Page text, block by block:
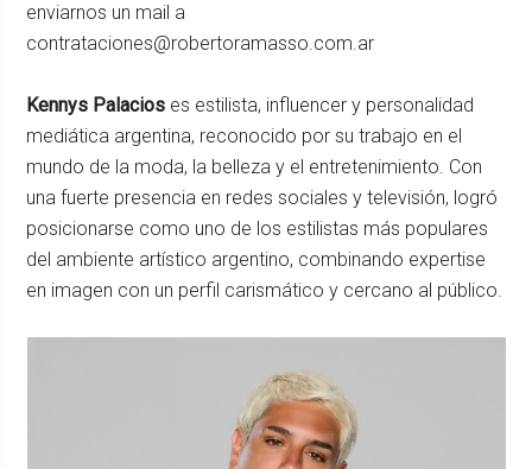
enviarnos un mail a
contrataciones@robertoramasso.com.ar
Kennys Palacios es estilista, influencer y personalidad
mediática argentina, reconocido por su trabajo en el
mundo de la moda, la belleza y el entretenimiento. Con
una fuerte presencia en redes sociales y televisión, logró
posicionarse como uno de los estilistas más populares
del ambiente artístico argentino, combinando expertise
en imagen con un perfil carismático y cercano al público.